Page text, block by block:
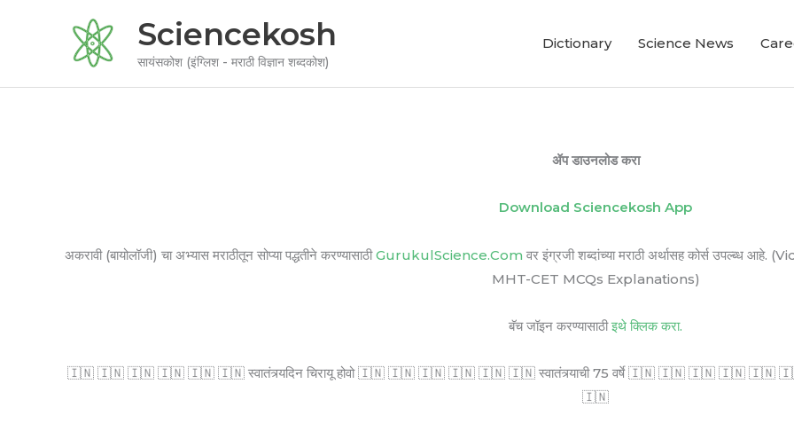
Sciencekosh
सायंसकोश (इंग्लिश - मराठी विज्ञान शब्दकोश)
Dictionary Science News
ॲप डाउनलोड करा
Download Sciencekosh App
अकरावी (बायोलॉजी) चा अभ्यास मराठीतून सोप्या पद्धतीने करण्यासाठीGurukulScience.Com वर इंग्रजी शब्दांच्या मराठी अर्थासह कोर्स
MHT-CET MCQs Explanations)
बॅच जॉइन करण्यासाठीइथे क्लिक करा.
🇮🇳 🇮🇳 🇮🇳 🇮🇳 🇮🇳 🇮🇳 स्वातंत्र्यदिन चिरायू होवो 🇮🇳 🇮🇳 🇮🇳 🇮🇳 🇮🇳 🇮🇳 स्वातंत्र्याची 75 वर्षे 🇮🇳 🇮🇳 🇮🇳 🇮🇳 🇮🇳 🇮🇳
🇮🇳